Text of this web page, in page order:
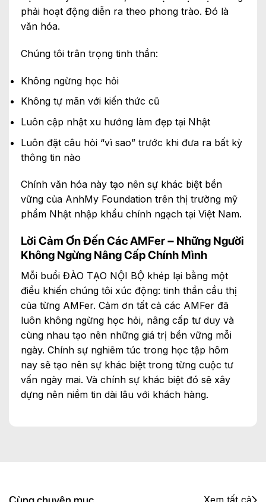
phải hoạt động diễn ra theo phong trào. Đó là
văn hóa.
Chúng tôi trân trọng tinh thần:
Không ngừng học hỏi
Không tự mãn với kiến thức cũ
Luôn cập nhật xu hướng làm đẹp tại Nhật
Luôn đặt câu hỏi “vì sao” trước khi đưa ra bất kỳ
thông tin nào
Chính văn hóa này tạo nên sự khác biệt bền
vững của AnhMy Foundation trên thị trường mỹ
phẩm Nhật nhập khẩu chính ngạch tại Việt Nam.
Lời Cảm Ơn Đến Các AMFer – Những Người
Không Ngừng Nâng Cấp Chính Mình
Mỗi buổi ĐÀO TẠO NỘI BỘ khép lại bằng một
điều khiến chúng tôi xúc động: tinh thần cầu thị
của từng AMFer. Cảm ơn tất cả các AMFer đã
luôn không ngừng học hỏi, nâng cấp tư duy và
cùng nhau tạo nên những giá trị bền vững mỗi
ngày. Chính sự nghiêm túc trong học tập hôm
nay sẽ tạo nên sự khác biệt trong từng cuộc tư
vấn ngày mai. Và chính sự khác biệt đó sẽ xây
dựng nên niềm tin dài lâu với khách hàng.
Xem tất cả